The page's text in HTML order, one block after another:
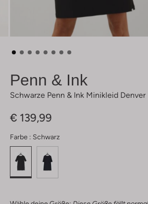
Penn & Ink
Schwarze Penn & Ink Minikleid Denver
€ 139,99
Farbe : Schwarz